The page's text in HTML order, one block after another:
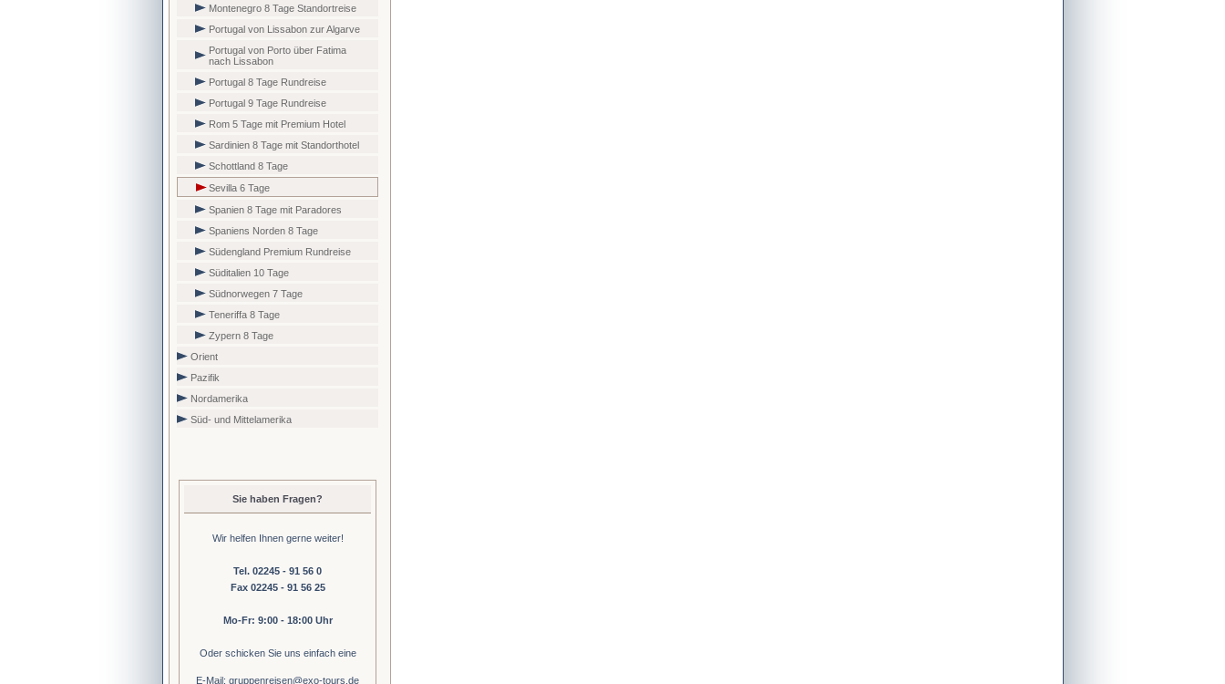
Montenegro 8 Tage Standortreise
Portugal von Lissabon zur Algarve
Portugal von Porto über Fatima
nach Lissabon
Portugal 8 Tage Rundreise
Portugal 9 Tage Rundreise
Rom 5 Tage mit Premium Hotel
Sardinien 8 Tage mit Standorthotel
Schottland 8 Tage
Sevilla 6 Tage
Spanien 8 Tage mit Paradores
Spaniens Norden 8 Tage
Südengland Premium Rundreise
Süditalien 10 Tage
Südnorwegen 7 Tage
Teneriffa 8 Tage
Zypern 8 Tage
Orient
Pazifik
Nordamerika
Süd- und Mittelamerika
Sie haben Fragen?
Wir helfen Ihnen gerne weiter!
Tel. 02245 - 91 56 0
Fax 02245 - 91 56 25
Mo-Fr: 9:00 - 18:00 Uhr
Oder schicken Sie uns einfach eine
E-Mail: gruppenreisen@exo-tours.de